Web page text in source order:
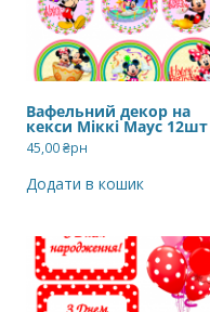
Вафельний декор на
кекси Міккі Маус 12шт
45,00₴рн
Додати в кошик